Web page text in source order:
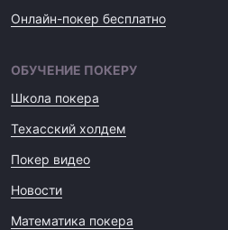
Онлайн-покер бесплатно
ОБУЧЕНИЕ ПОКЕРУ
Школа покера
Техасский холдем
Покер видео
Новости
Математика покера